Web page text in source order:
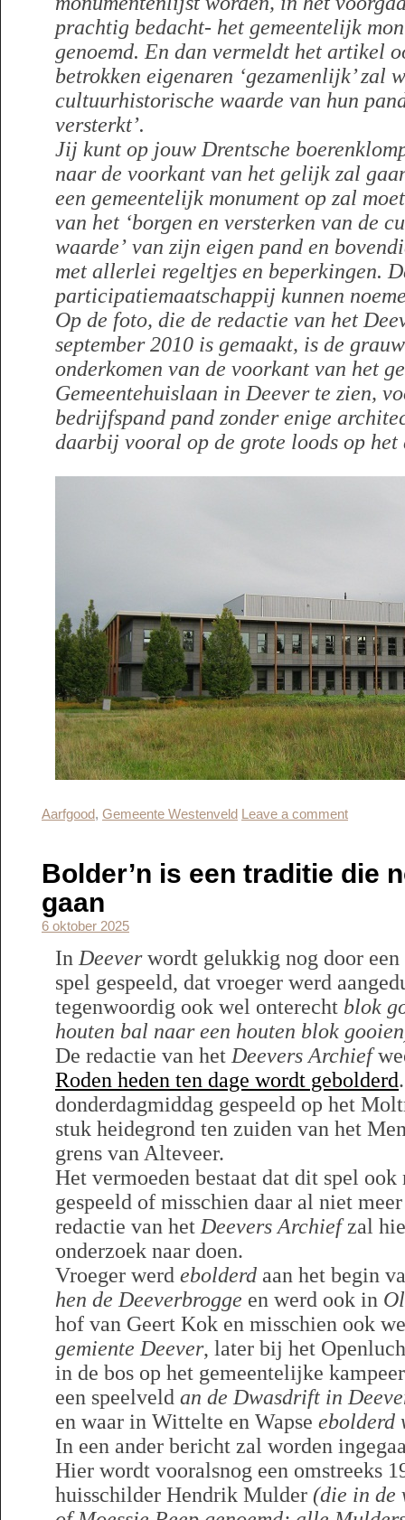
prachtig bedacht- het gemeentelijk
genoemd. En dan vermeldt het artikel
betrokken eigenaren ‘gezamenlijk’ zal
cultuurhistorische waarde van hun
versterkt’.
Jij kunt op jouw Drentsche
naar de voorkant van het gelijk zal
een gemeentelijk monument op zal
van het ‘borgen en versterken van de
waarde’ van zijn eigen pand en
met allerlei regeltjes en beperkingen.
participatiemaatschappij kunnen
Op de foto, die de redactie van het
september 2010 is gemaakt, is de
onderkomen van de voorkant van het
Gemeentehuislaan in Deever te zien,
bedrijfspand pand zonder enige
daarbij vooral op de grote loods op het
Aarfgood, Gemeente Westenveld Leave a comment
Bolder’n is een traditie die
gaan
6 oktober 2025
In Deeverwordt gelukkig nog door een
spel gespeeld, dat vroeger werd
tegenwoordig ook wel onterecht blok
houten bal naar een houten blok
De redactie van het Deevers Archief
Roden heden ten dage wordt gebolderd
donderdagmiddag gespeeld op het
stuk heidegrond ten zuiden van het
grens van Alteveer.
Het vermoeden bestaat dat dit spel
gespeeld of misschien daar al niet
redactie van het Deevers Archiefzal
onderzoek naar doen.
Vroeger werd ebolderd aan het begin
hen de Deeverbrogge en werd ook in
hof van Geert Kok en misschien ook
gemiente Deever, later bij het
in de bos op het gemeentelijke
een speelveld an de Dwasdrift in
en waar in Wittelte en Wapse ebolderd
In een ander bericht zal worden
Hier wordt vooralsnog een omstreeks
huisschilder Hendrik Mulder (die in de